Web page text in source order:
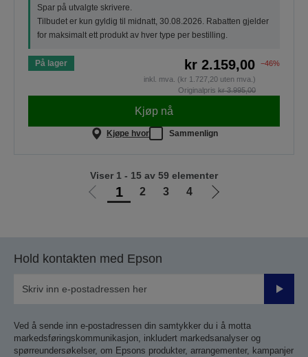
Spar på utvalgte skrivere.
Tilbudet er kun gyldig til midnatt, 30.08.2026. Rabatten gjelder
for maksimalt ett produkt av hver type per bestilling.
På lager kr 2.159,00
−46%
inkl. mva. (kr 1.727,20 uten mva.)
Originalpris kr 3.995,00
Kjøp nå
Kjøpe hvor Sammenlign
Gå
1 2 3 4
Gå
Viser 1 - 15 av 59 elementer
Hold kontakten med Epson
Send
Ved å sende inn e-postadressen din samtykker du i å motta
markedsføringskommunikasjon, inkludert markedsanalyser og
spørreundersøkelser, om Epsons produkter, arrangementer, kampanjer